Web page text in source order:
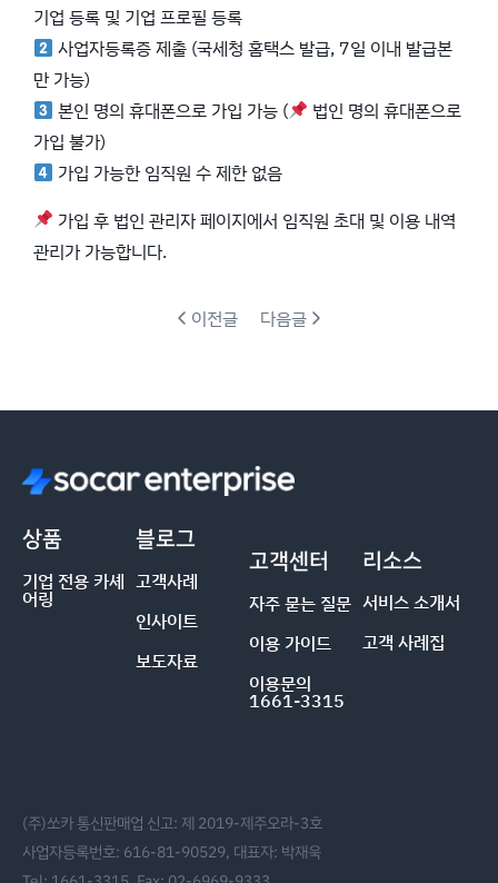
기업 등록 및 기업 프로필 등록
사업자등록증 제출 (국세청 홈택스 발급, 7일 이내 발급본
만 가능)
본인 명의 휴대폰으로 가입 가능 (
법인 명의 휴대폰으로
가입 불가)
가입 가능한 임직원 수 제한 없음
가입 후 법인 관리자 페이지에서 임직원 초대 및 이용 내역
관리가 가능합니다.
이전글 다음글
상품
기업 전용 카셰
어링
블로그
고객사례
인사이트
보도자료
고객센터
자주 묻는 질문
이용 가이드
이용문의
1661-3315
리소스
서비스 소개서
고객 사례집
(주)쏘카 통신판매업 신고: 제 2019-제주오라-3호
사업자등록번호: 616-81-90529, 대표자: 박재욱